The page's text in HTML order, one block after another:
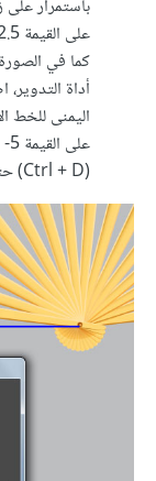
كما في
اليمنى للخط
(Ctrl + D) حتى تصل إلى النتيجة التي تراها في الصورة الأخيرة.